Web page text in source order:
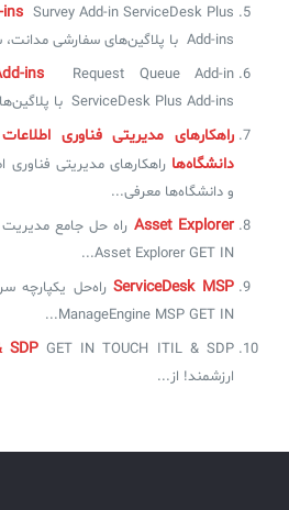
ins Survey Add-in ServiceDesk Plus
Add-ins با پلاگین‌های سفارشی مدانت، سرویس...
ins
Request Queue Add-in
ServiceDesk Plus Add-ins با پلاگین‌های سفارشی مدانت،...
راهکارهای مدیریتی فناوری
دانشگاه‌ها راهکارهای مدیریتی فناوری
و دانشگاه‌ها معرفی...
Asset Explorer
Asset Explorer GET IN...
ServiceDesk MSP
ManageEngine MSP GET IN...
SDP
ارزشمند! از...